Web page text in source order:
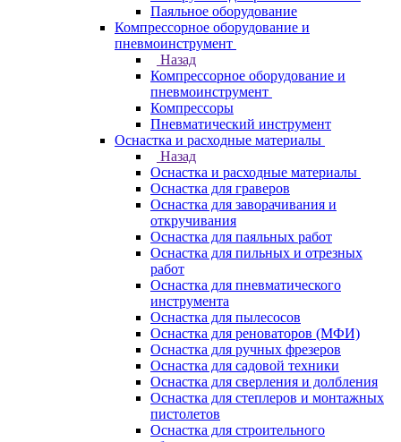
Паяльное оборудование
Компрессорное оборудование и
пневмоинструмент
Назад
Компрессорное оборудование и
пневмоинструмент
Компрессоры
Пневматический инструмент
Оснастка и расходные материалы
Назад
Оснастка и расходные материалы
Оснастка для граверов
Оснастка для заворачивания и
откручивания
Оснастка для паяльных работ
Оснастка для пильных и отрезных
работ
Оснастка для пневматического
инструмента
Оснастка для пылесосов
Оснастка для реноваторов (МФИ)
Оснастка для ручных фрезеров
Оснастка для садовой техники
Оснастка для сверления и долбления
Оснастка для степлеров и монтажных
пистолетов
Оснастка для строительного